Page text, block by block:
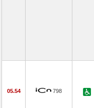
05.54 798